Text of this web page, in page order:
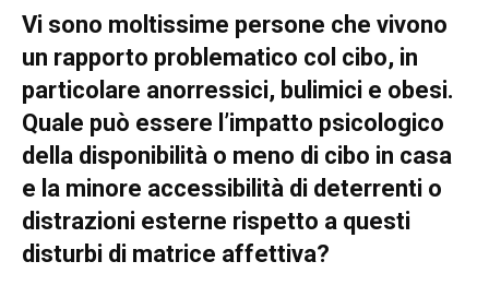
Vi sono moltissime persone che vivono
un rapporto problematico col cibo, in
particolare anorressici, bulimici e obesi.
Quale può essere l’impatto psicologico
della disponibilità o meno di cibo in casa
e la minore accessibilità di deterrenti o
distrazioni esterne rispetto a questi
disturbi di matrice affettiva?